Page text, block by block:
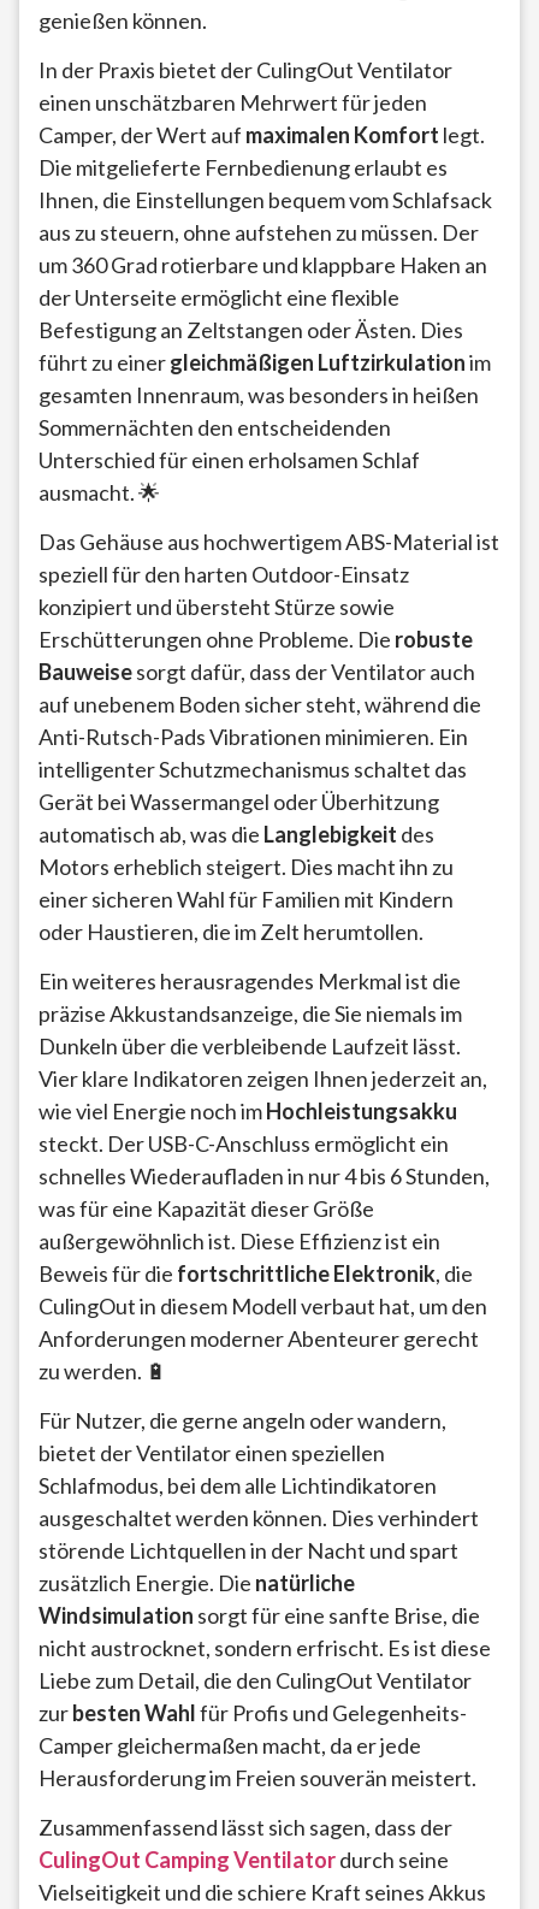
genießen können.
In der Praxis bietet der CulingOut Ventilator
einen unschätzbaren Mehrwert für jeden
Camper, der Wert auf maximalen Komfort legt.
Die mitgelieferte Fernbedienung erlaubt es
Ihnen, die Einstellungen bequem vom Schlafsack
aus zu steuern, ohne aufstehen zu müssen. Der
um 360 Grad rotierbare und klappbare Haken an
der Unterseite ermöglicht eine flexible
Befestigung an Zeltstangen oder Ästen. Dies
führt zu einergleichmäßigen Luftzirkulationim
gesamten Innenraum, was besonders in heißen
Sommernächten den entscheidenden
Unterschied für einen erholsamen Schlaf
ausmacht. 🌟
Das Gehäuse aus hochwertigem ABS-Material ist
speziell für den harten Outdoor-Einsatz
konzipiert und übersteht Stürze sowie
Erschütterungen ohne Probleme. Die robuste
Bauweisesorgt dafür, dass der Ventilator auch
auf unebenem Boden sicher steht, während die
Anti-Rutsch-Pads Vibrationen minimieren. Ein
intelligenter Schutzmechanismus schaltet das
Gerät bei Wassermangel oder Überhitzung
automatisch ab, was die Langlebigkeit des
Motors erheblich steigert. Dies macht ihn zu
einer sicheren Wahl für Familien mit Kindern
oder Haustieren, die im Zelt herumtollen.
Ein weiteres herausragendes Merkmal ist die
präzise Akkustandsanzeige, die Sie niemals im
Dunkeln über die verbleibende Laufzeit lässt.
Vier klare Indikatoren zeigen Ihnen jederzeit an,
wie viel Energie noch imHochleistungsakku
steckt. Der USB-C-Anschluss ermöglicht ein
schnelles Wiederaufladen in nur 4 bis 6 Stunden,
was für eine Kapazität dieser Größe
außergewöhnlich ist. Diese Effizienz ist ein
Beweis für die fortschrittliche Elektronik, die
CulingOut in diesem Modell verbaut hat, um den
Anforderungen moderner Abenteurer gerecht
zu werden. 🔋
Für Nutzer, die gerne angeln oder wandern,
bietet der Ventilator einen speziellen
Schlafmodus, bei dem alle Lichtindikatoren
ausgeschaltet werden können. Dies verhindert
störende Lichtquellen in der Nacht und spart
zusätzlich Energie. Die natürliche
Windsimulation sorgt für eine sanfte Brise, die
nicht austrocknet, sondern erfrischt. Es ist diese
Liebe zum Detail, die den CulingOut Ventilator
zurbesten Wahlfür Profis und Gelegenheits-
Camper gleichermaßen macht, da er jede
Herausforderung im Freien souverän meistert.
Zusammenfassend lässt sich sagen, dass der
CulingOut Camping Ventilatordurch seine
Vielseitigkeit und die schiere Kraft seines Akkus